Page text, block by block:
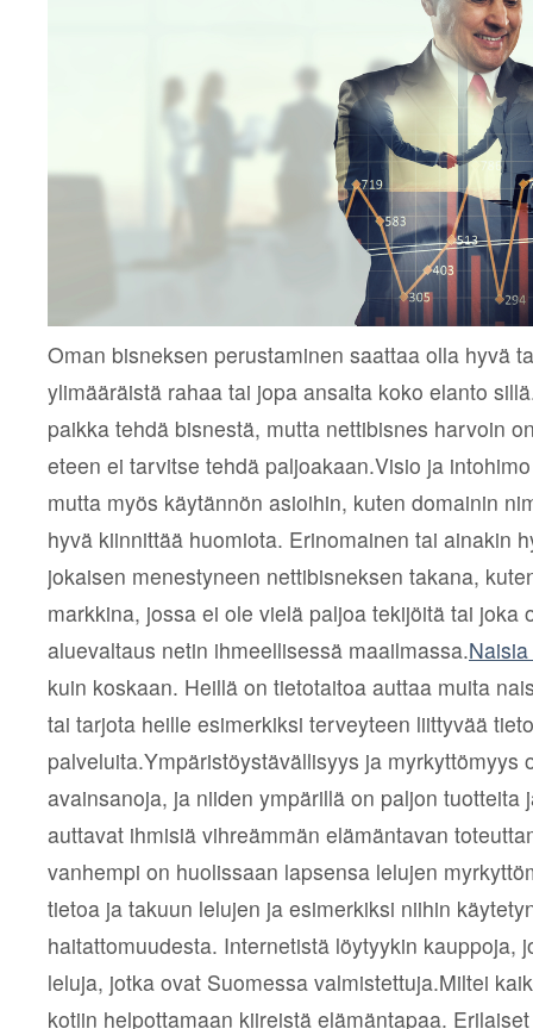
Oman bisneksen perustaminen saattaa olla hyvä
ylimääräistä rahaa tai jopa ansaita koko elanto
paikka tehdä bisnestä, mutta nettibisnes harvoin
eteen ei tarvitse tehdä paljoakaan.Visio ja
mutta myös käytännön asioihin, kuten domainin
hyvä kiinnittää huomiota. Erinomainen tai ainakin
jokaisen menestyneen nettibisneksen takana,
markkina, jossa ei ole vielä paljoa tekijöitä tai joka
aluevaltaus netin ihmeellisessä maailmassa.
kuin koskaan. Heillä on tietotaitoa auttaa muita
tai tarjota heille esimerkiksi terveyteen liittyvää
palveluita.Ympäristöystävällisyys ja myrkyttömyys
avainsanoja, ja niiden ympärillä on paljon tuotteita
auttavat ihmisiä vihreämmän elämäntavan
vanhempi on huolissaan lapsensa lelujen
tietoa ja takuun lelujen ja esimerkiksi niihin
haitattomuudesta. Internetistä löytyykin kauppoja,
leluja, jotka ovat Suomessa valmistettuja.Miltei
kotiin helpottamaan kiireistä elämäntapaa.